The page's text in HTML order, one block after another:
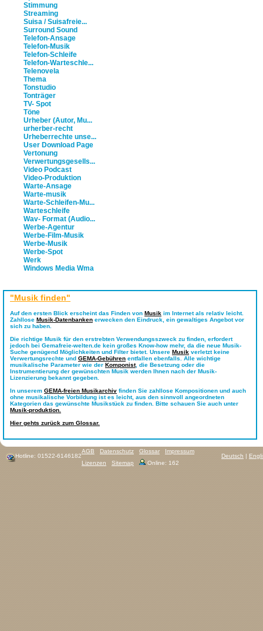
Stimmung
Streaming
Suisa / Suisafreie...
Surround Sound
Telefon-Ansage
Telefon-Musik
Telefon-Schleife
Telefon-Warteschle...
Telenovela
Thema
Tonstudio
Tonträger
TV- Spot
Töne
Urheber (Autor, Mu...
urherber-recht
Urheberrechte unse...
User Download Page
Vertonung
Verwertungsgesells...
Video Podcast
Video-Produktion
Warte-Ansage
Warte-musik
Warte-Schleifen-Mu...
Warteschleife
Wav- Format (Audio...
Werbe-Agentur
Werbe-Film-Musik
Werbe-Musik
Werbe-Spot
Werk
Windows Media Wma
"Musik finden"
Auf den ersten Blick erscheint das Finden von Musik im Internet als relativ leicht.
Zahllose Musik-Datenbanken erwecken den Eindruck, ein gewaltiges Angebot vor
sich zu haben.
Die richtige Musik für den erstrebten Verwendungsszweck zu finden, erfordert
jedoch bei Gemafreie-welten.de kein großes Know-how mehr, da die neue Musik-
Suche genügend Möglichkeiten und Filter bietet. Unsere Musik verletzt keine
Verwertungsrechte und GEMA-Gebühren entfallen ebenfalls. Alle wichtige
musikalische Parameter wie der Komponist, die Besetzung oder die
Instrumentierung der gewünschten Musik werden Ihnen nach der Musik-
Lizenzierung bekannt gegeben.
In unserem GEMA-freien Musikarchiv finden Sie zahllose Kompositionen und auch
ohne musikalische Vorbildung ist es leicht, aus den sinnvoll angeordneten
Kategorien das gewünschte Musikstück zu finden. Bitte schauen Sie auch unter
Musik-produktion.
Hier gehts zurück zum Glossar.
Hotline: 01522-6146182 Deutsch |
AGB Datenschutz Glossar
Impressum
Lizenzen
Sitemap Online: 162